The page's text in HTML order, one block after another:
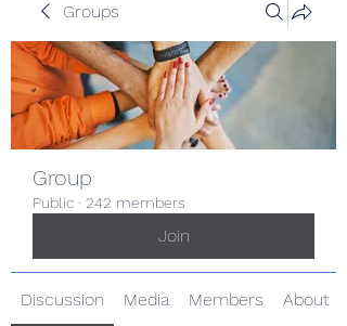
Groups
Group
Public · 242 members
Join
Discussion Media Members About